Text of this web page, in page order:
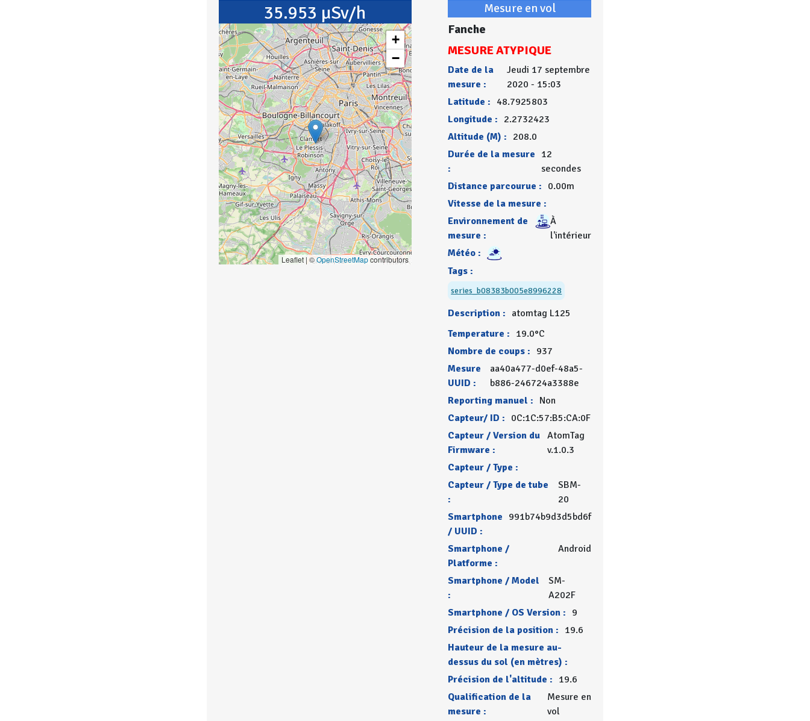
35.953 µSv/h
+
−
Leaflet | ©OpenStreetMapcontributors
Mesure en vol
Fanche
MESURE ATYPIQUE
Date de la
mesure :
Jeudi 17 septembre
2020 - 15:03
Latitude : 48.7925803
Longitude : 2.2732423
Altitude (M) : 208.0
Durée de la mesure
:
12
secondes
Distance parcourue : 0.00m
Vitesse de la mesure :
Environnement de
mesure :
À
l'intérieur
Météo :
Tags :
series_b08383b005e8996228
Description : atomtag L125
Temperature : 19.0°C
Nombre de coups : 937
Mesure
UUID :
aa40a477-d0ef-48a5-
b886-246724a3388e
Reporting manuel : Non
Capteur/ ID : 0C:1C:57:B5:CA:0F
Capteur / Version du
Firmware :
AtomTag
v.1.0.3
Capteur / Type :
Capteur / Type de tube
:
SBM-
20
Smartphone
/ UUID :
991b74b9d3d5bd6f
Smartphone /
Platforme :
Android
Smartphone / Model
:
SM-
A202F
Smartphone / OS Version : 9
Précision de la position : 19.6
Hauteur de la mesure au-
dessus du sol (en mètres) :
Précision de l'altitude : 19.6
Qualification de la
mesure :
Mesure en
vol